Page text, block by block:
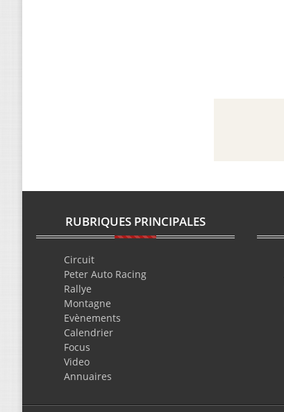
RUBRIQUES PRINCIPALES
Circuit
Peter Auto Racing
Rallye
Montagne
Evènements
Calendrier
Focus
Video
Annuaires